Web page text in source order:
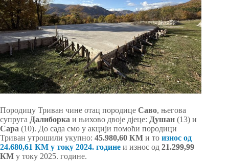
Породицу Триван чине отац породице Саво, његова
супруга Далиборка и њихово двоје дјеце: Душан (13) и
Сара (10). До сада смо у акцији помоћи породици
Триван утрошили укупно: 45.980,60 КМ и то износ од
24.680,61 КМ у току 2024. године и износ од 21.299,99
КМ у току 2025. године.